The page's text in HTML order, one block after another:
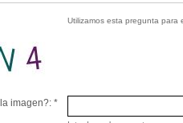
Utilizamos esta pregunta para
imagen?: *